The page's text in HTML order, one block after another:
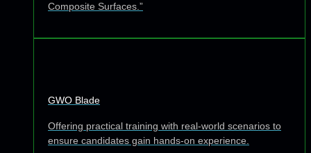
Composite Surfaces.”
GWO Blade
Offering practical training with real-world scenarios to
ensure candidates gain hands-on experience.